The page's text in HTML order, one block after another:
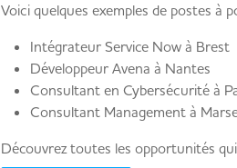
Voici quelques exemples de postes à
Intégrateur Service Now à Brest
Développeur Avena à Nantes
Consultant en Cybersécurité à
Consultant Management à
Découvrez toutes les opportunités